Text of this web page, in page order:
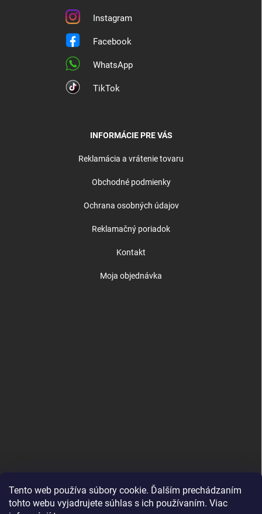
Tento web používa súbory cookie. Ďalším prechádzaním
tohto webu vyjadrujete súhlas s ich používaním. Viac
Instagram
Facebook
WhatsApp
TikTok
INFORMÁCIE PRE VÁS
Reklamácia a vrátenie tovaru
Obchodné podmienky
Ochrana osobných údajov
Reklamačný poriadok
Kontakt
Moja objednávka